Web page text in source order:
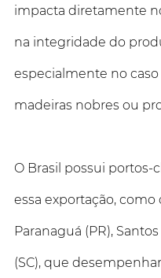
impacta diretamente
na integridade do
especialmente no caso
madeiras nobres ou
O Brasil possui portos-
essa exportação, como
Paranaguá (PR),
(SC), que